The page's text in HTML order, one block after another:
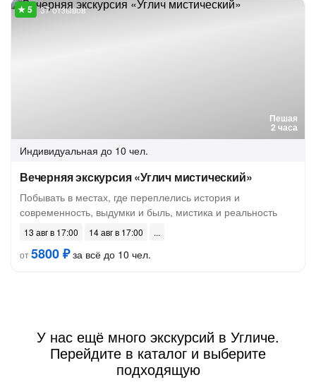
Пешая
2 часа
37 отзывов
Индивидуальная до 10 чел.
Вечерняя экскурсия «Углич мистический»
Побывать в местах, где переплелись история и
современность, выдумки и быль, мистика и реальность
13 авг в 17:00
14 авг в 17:00
от5800 ₽за всё до 10 чел.
У нас ещё много экскурсий в Угличе.
Перейдите в каталог и выберите
подходящую